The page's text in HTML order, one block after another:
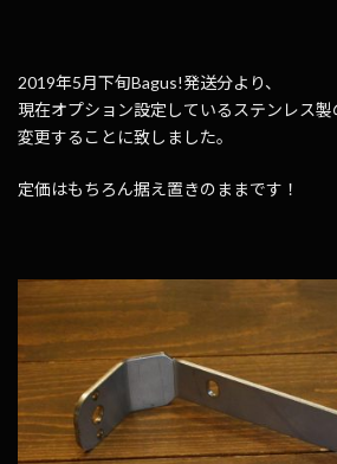
2019年5月下旬Bagus!発送分より、
現在オプション設定しているステンレス
変更することに致しました。
定価はもちろん据え置きのままです！